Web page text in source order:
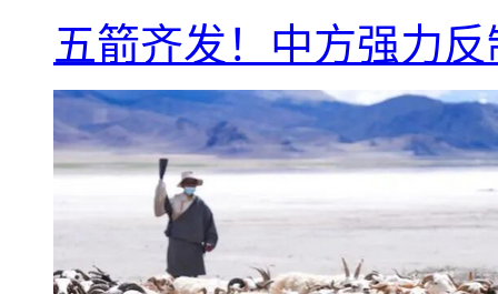
五箭齐发！中方强力